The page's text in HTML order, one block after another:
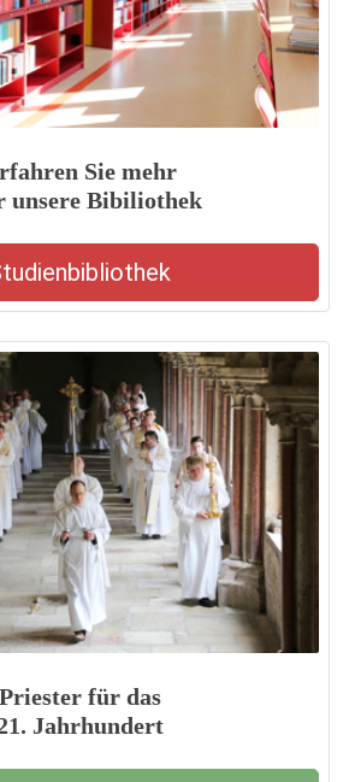
Sie mehr
unsere Bibiliothek
Priester für das
Jahrhundert